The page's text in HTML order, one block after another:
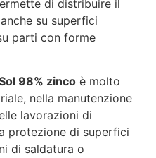
di distribuire il
su superfici
parti con forme
98% zinco è molto
nella manutenzione
lavorazioni di
protezione di superfici
di saldatura o